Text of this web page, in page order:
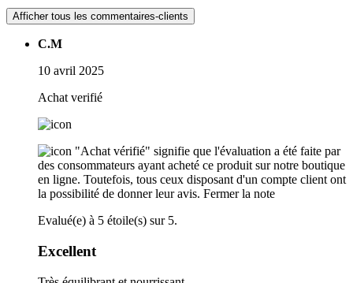
Afficher tous les commentaires-clients
C.M
10 avril 2025
Achat verifié
"Achat vérifié" signifie que l'évaluation a été faite par
des consommateurs ayant acheté ce produit sur notre boutique
en ligne. Toutefois, tous ceux disposant d'un compte client ont
la possibilité de donner leur avis. Fermer la note
Evalué(e) à 5 étoile(s) sur 5.
Excellent